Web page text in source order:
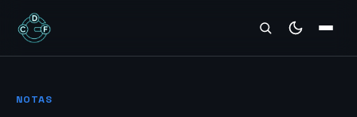
REVIEWS
NOTAS